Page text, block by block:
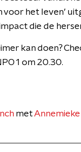
voor het leven’
die de
kan doen?
1 om 20.30.
met